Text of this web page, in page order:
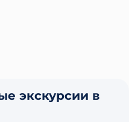
экскурсии в